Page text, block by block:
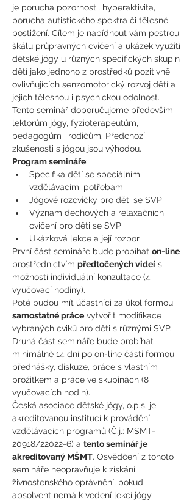
je porucha pozornosti, hyperaktivita,
porucha autistického spektra či tělesné
postižení. Cílem je nabídnout vám pestrou
škálu průpravných cvičení a ukázek využití
dětské jógy u různých specifických skupin
dětí jako jednoho z prostředků pozitivně
ovlivňujících senzomotorický rozvoj dětí a
jejich tělesnou i psychickou odolnost.
Tento seminář doporučujeme především
lektorům jógy, fyzioterapeutům,
pedagogům i rodičům. Předchozí
zkušenosti s jógou jsou výhodou.
Program semináře:
Specifika dětí se speciálními
vzdělávacími potřebami
Jógové rozcvičky pro děti se SVP
Význam dechových a relaxačních
cvičení pro děti se SVP
Ukázková lekce a její rozbor
První část semináře bude probíhat on-line
prostřednictvím předtočených videí s
možností individuální konzultace (4
vyučovací hodiny).
Poté budou mít účastníci za úkol formou
samostatné práce vytvořit modifikace
vybraných cviků pro děti s různými SVP.
Druhá část semináře bude probíhat
minimálně 14 dní po on-line části formou
přednášky, diskuze, práce s vlastním
prožitkem a práce ve skupinách (8
vyučovacích hodin).
Česká asociace dětské jógy, o.p.s. je
akreditovanou institucí k provádění
vzdělávacích programů (Č.j.: MSMT-
20918/22022-6) a tento seminář je
akreditovaný MŠMT. Osvědčení z tohoto
semináře neopravňuje k získání
živnostenského oprávnění, pokud
absolvent nemá k vedení lekcí jógy